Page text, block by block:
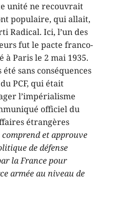
unité ne recouvrait
populaire, qui allait,
Radical. Ici, l’un des
fut le pacte franco-
à Paris le 2 mai 1935.
été sans conséquences
PCF, qui était
l’impérialisme
officiel du
étrangères
et approuve
de défense
la France pour
armée au niveau de